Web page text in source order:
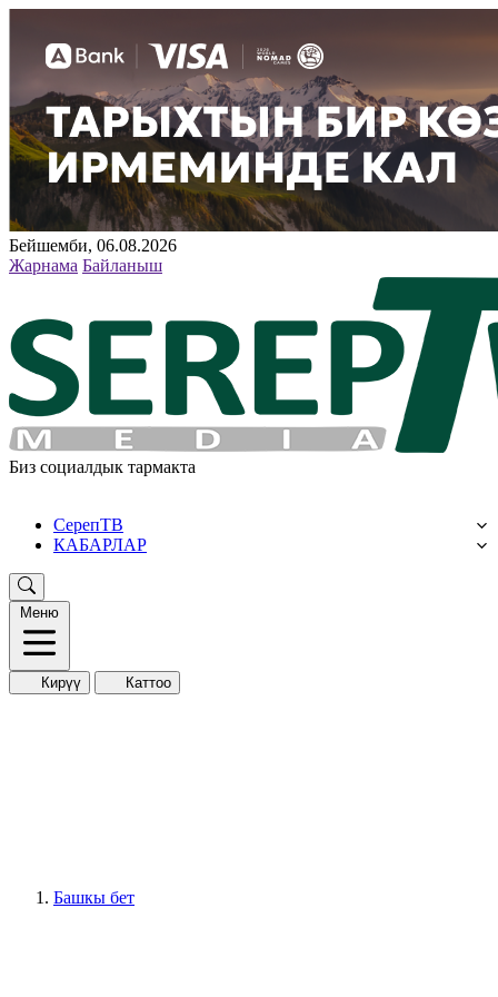
Бейшемби, 06.08.2026
Жарнама Байланыш
Биз социалдык тармакта
СерепТВ
КАБАРЛАР
Меню
Кирүү Каттоо
Башкы бет